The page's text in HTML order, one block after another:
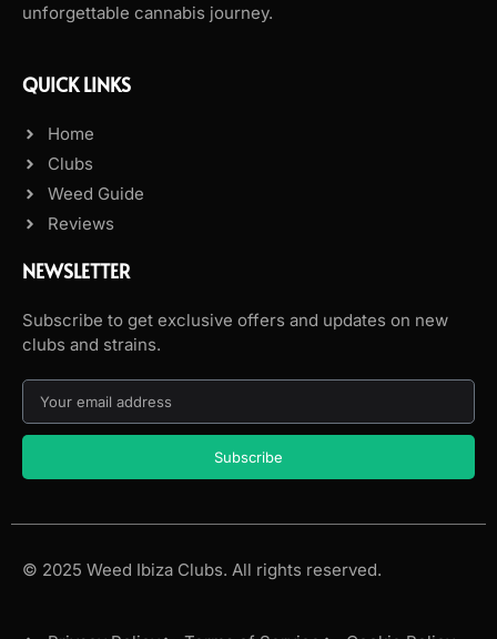
unforgettable cannabis journey.
QUICK LINKS
Home
Clubs
Weed Guide
Reviews
NEWSLETTER
Subscribe to get exclusive offers and updates on new
clubs and strains.
Subscribe
© 2025 Weed Ibiza Clubs. All rights reserved.